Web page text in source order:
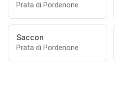
Prata di Pordenone
Saccon
Prata di Pordenone